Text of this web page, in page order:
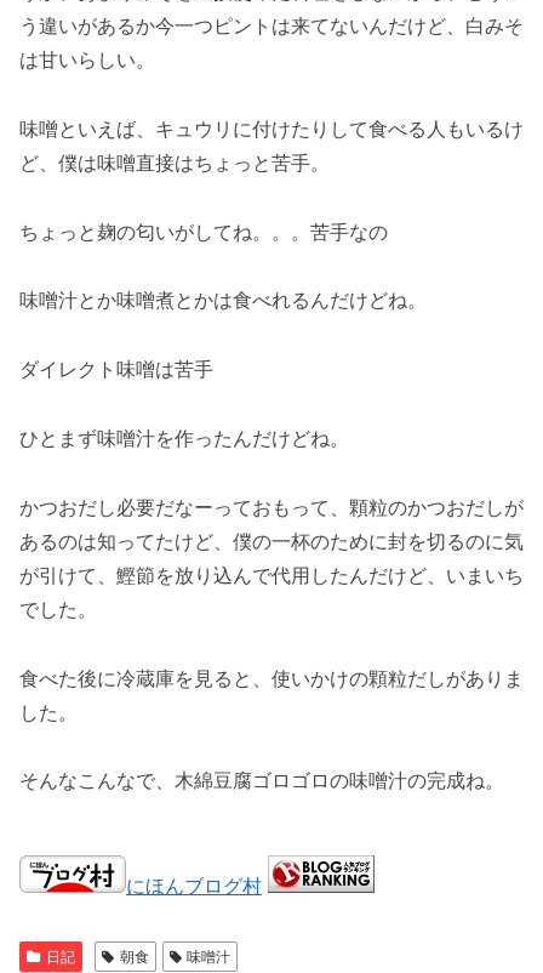
う違いがあるか今一つピントは来てないんだけど、白みそ
は甘いらしい。
味噌といえば、キュウリに付けたりして食べる人もいるけ
ど、僕は味噌直接はちょっと苦手。
ちょっと麹の匂いがしてね。。。苦手なの
味噌汁とか味噌煮とかは食べれるんだけどね。
ダイレクト味噌は苦手
ひとまず味噌汁を作ったんだけどね。
かつおだし必要だなーっておもって、顆粒のかつおだしが
あるのは知ってたけど、僕の一杯のために封を切るのに気
が引けて、鰹節を放り込んで代用したんだけど、いまいち
でした。
食べた後に冷蔵庫を見ると、使いかけの顆粒だしがありま
した。
そんなこんなで、木綿豆腐ゴロゴロの味噌汁の完成ね。
にほんブログ村
日記 朝食 味噌汁